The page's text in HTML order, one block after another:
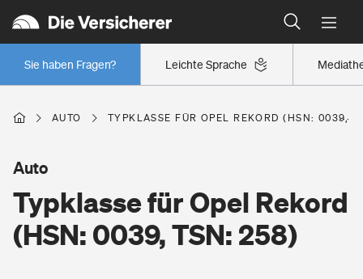
Leichte Sprache
Sie haben Fragen?
Wer versichert was: Jetzt Versicherer finden
Regionalklassen: So ist Ihre Region eingestuft
Wer versichert was: Jetzt Versicherer finden
Berufsunfähigkeitsversicherung
Erwerbsunfähigkeitsversicherung
Wohnen
AUTO TYPKLASSE FÜR OPEL REKORD (HSN: 0039,
Typklasse für Opel Rekord
(HSN: 0039, TSN: 258)
Auto